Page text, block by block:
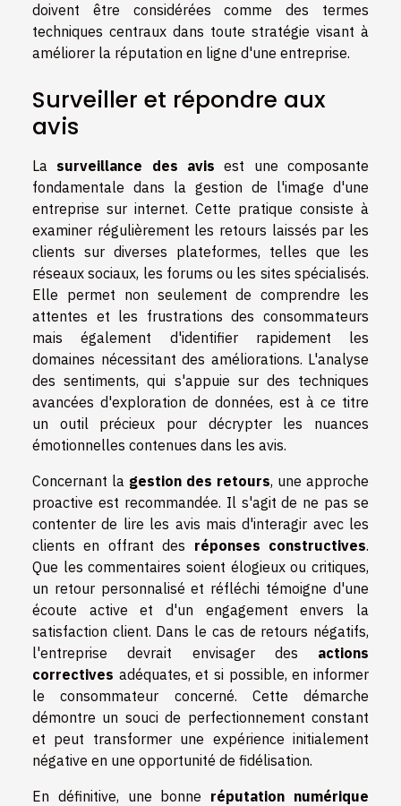
doivent être considérées comme des termes
techniques centraux dans toute stratégie visant à
améliorer la réputation en ligne d'une entreprise.
Surveiller et répondre aux
avis
La surveillance des avis est une composante
fondamentale dans la gestion de l'image d'une
entreprise sur internet. Cette pratique consiste à
examiner régulièrement les retours laissés par les
clients sur diverses plateformes, telles que les
réseaux sociaux, les forums ou les sites spécialisés.
Elle permet non seulement de comprendre les
attentes et les frustrations des consommateurs
mais également d'identifier rapidement les
domaines nécessitant des améliorations. L'analyse
des sentiments, qui s'appuie sur des techniques
avancées d'exploration de données, est à ce titre
un outil précieux pour décrypter les nuances
émotionnelles contenues dans les avis.
Concernant la gestion des retours, une approche
proactive est recommandée. Il s'agit de ne pas se
contenter de lire les avis mais d'interagir avec les
clients en offrant des réponses constructives.
Que les commentaires soient élogieux ou critiques,
un retour personnalisé et réfléchi témoigne d'une
écoute active et d'un engagement envers la
satisfaction client. Dans le cas de retours négatifs,
l'entreprise devrait envisager des actions
correctives adéquates, et si possible, en informer
le consommateur concerné. Cette démarche
démontre un souci de perfectionnement constant
et peut transformer une expérience initialement
négative en une opportunité de fidélisation.
En définitive, une bonne réputation numérique